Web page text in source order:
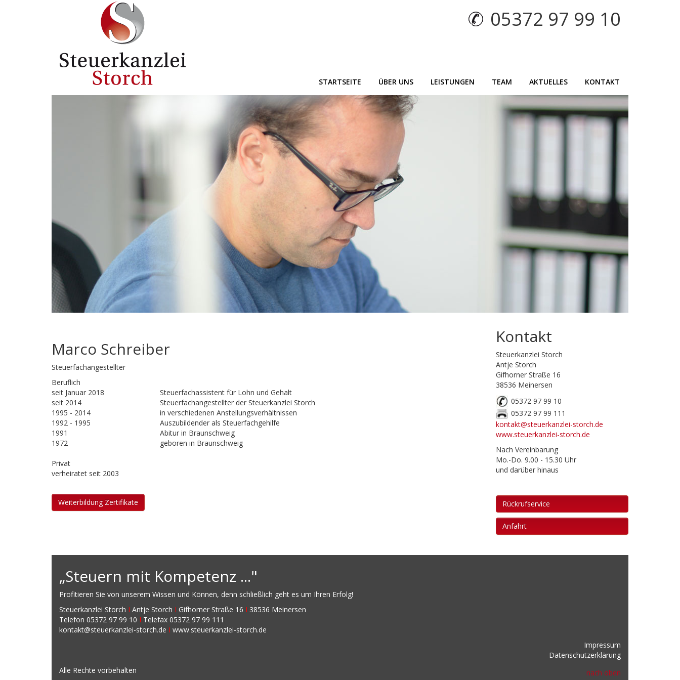
05372 97 99 10
STARTSEITE ÜBER UNS LEISTUNGEN TEAM AKTUELLES KONTAKT
Marco Schreiber
Steuerfachangestellter
Beruflich
seit Januar 2018
Steuerfachassistent für Lohn und Gehalt
seit 2014
Steuerfachangestellter der Steuerkanzlei Storch
1995 - 2014
in verschiedenen Anstellungsverhältnissen
1992 - 1995
Auszubildender als Steuerfachgehilfe
1991
Abitur in Braunschweig
1972
geboren in Braunschweig
Privat
verheiratet seit 2003
Weiterbildung Zertifikate
Kontakt
Steuerkanzlei Storch
Antje Storch
Gifhorner Straße 16
38536 Meinersen
05372 97 99 10
05372 97 99 111
kontakt@steuerkanzlei-storch.de
www.steuerkanzlei-storch.de
Nach Vereinbarung
Mo.-Do. 9.00 - 15.30 Uhr
und darüber hinaus
Rückrufservice
Anfahrt
„Steuern mit Kompetenz ..."
Profitieren Sie von unserem Wissen und Können, denn schließlich geht es um Ihren Erfolg!
Steuerkanzlei Storch I Antje Storch I Gifhorner Straße 16 I 38536 Meinersen
Telefon 05372 97 99 10 I Telefax 05372 97 99 111
kontakt@steuerkanzlei-storch.de I www.steuerkanzlei-storch.de
Impressum
Datenschutzerklärung
Alle Rechte vorbehalten
nach oben